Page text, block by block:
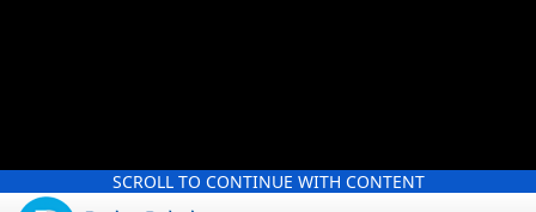
SCROLL TO CONTINUE WITH CONTENT